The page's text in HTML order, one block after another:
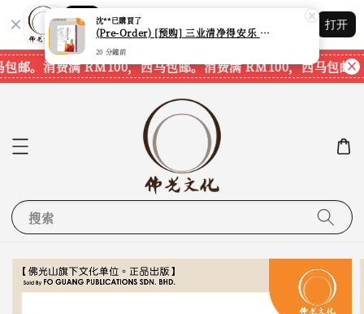
Shopping: 追踪您的订单
您信赖的商店
打开
邮。 消费满 RM100，西马包邮。消费满 RM100，西马包邮。
搜索
沈**已購買了
(Pre-Order) [预购] 三业清净得安乐 (永富法师) (台湾繁体书籍) (水陆法会) (梁皇宝忏)
20 分鐘前